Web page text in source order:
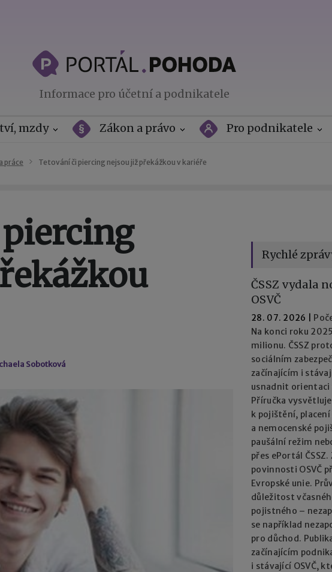
Informace pro účetní a podnikatele
mzdy Zákon a právo Pro podnikatele
práce Tetování či piercing nejsou již překážkou v kariéře
Sobotková
Rychlé
ČSSZ vydala
OSVČ
28. 07. 2026
Na konci roku
milionu. ČSSZ
sociálním
začínajícím i
usnadnit orientaci
Příručka
k pojištění,
a nemocenské
paušální režim
přes ePortál
povinnosti OSVČ
Evropské unie.
důležitost
pojistného –
se například
pro důchod.
začínajícím
i stávající OSVČ,